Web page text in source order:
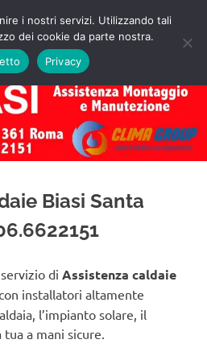
MENU
Biasi Santa
di Assistenza caldaie
installatori altamente
l’impianto solare, il
tua a mani sicure.
i nostri servizi. Utilizzando tali
dei cookie da parte nostra.
Privacy